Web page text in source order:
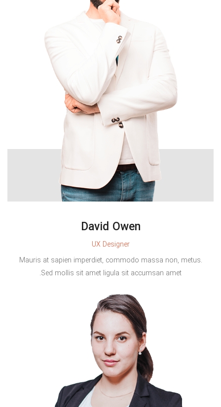
David Owen
UX Designer
Mauris at sapien imperdiet, commodo massa non, metus.
Sed mollis sit amet ligula sit accumsan amet.